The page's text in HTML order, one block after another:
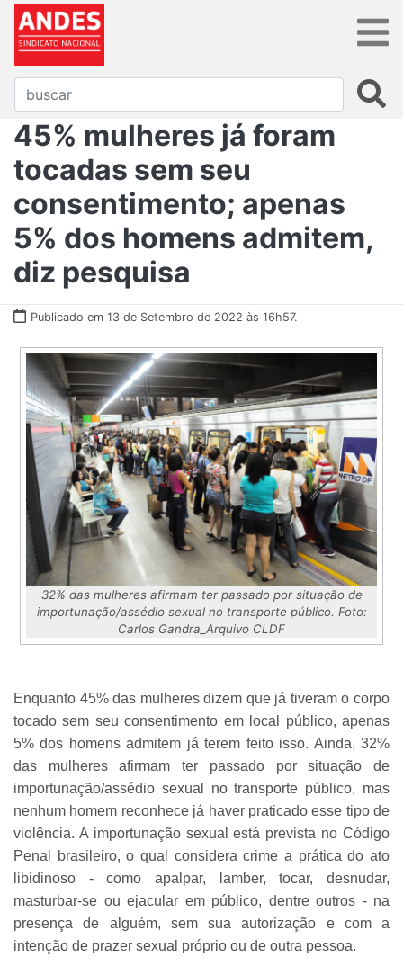
45% mulheres já foram
tocadas sem seu
consentimento; apenas
5% dos homens admitem,
diz pesquisa
Publicado em 13 de Setembro de 2022 às 16h57.
32% das mulheres afirmam ter passado por situação de
importunação/assédio sexual no transporte público. Foto:
Carlos Gandra_Arquivo CLDF
Enquanto 45% das mulheres dizem que já tiveram o corpo
tocado sem seu consentimento em local público, apenas
5% dos homens admitem já terem feito isso. Ainda, 32%
das mulheres afirmam ter passado por situação de
importunação/assédio sexual no transporte público, mas
nenhum homem reconhece já haver praticado esse tipo de
violência. A importunação sexual está prevista no Código
Penal brasileiro, o qual considera crime a prática do ato
libidinoso - como apalpar, lamber, tocar, desnudar,
masturbar-se ou ejacular em público, dentre outros - na
presença de alguém, sem sua autorização e com a
intenção de prazer sexual próprio ou de outra pessoa.